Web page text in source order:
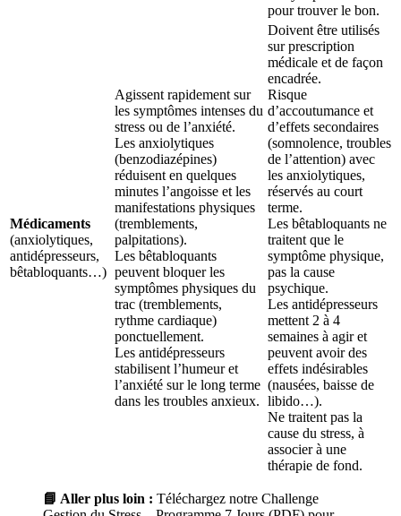
pour trouver le bon.
Médicaments
(anxiolytiques,
antidépresseurs,
bêtabloquants…)
Agissent rapidement sur
les symptômes intenses du
stress ou de l’anxiété.
Les anxiolytiques
(benzodiazépines)
réduisent en quelques
minutes l’angoisse et les
manifestations physiques
(tremblements,
palpitations).
Les bêtabloquants
peuvent bloquer les
symptômes physiques du
trac (tremblements,
rythme cardiaque)
ponctuellement.
Les antidépresseurs
stabilisent l’humeur et
l’anxiété sur le long terme
dans les troubles anxieux.
Doivent être utilisés
sur prescription
médicale et de façon
encadrée.
Risque
d’accoutumance et
d’effets secondaires
(somnolence, troubles
de l’attention) avec
les anxiolytiques,
réservés au court
terme.
Les bêtabloquants ne
traitent que le
symptôme physique,
pas la cause
psychique.
Les antidépresseurs
mettent 2 à 4
semaines à agir et
peuvent avoir des
effets indésirables
(nausées, baisse de
libido…).
Ne traitent pas la
cause du stress, à
associer à une
thérapie de fond.
📘 Aller plus loin : Téléchargez notre Challenge